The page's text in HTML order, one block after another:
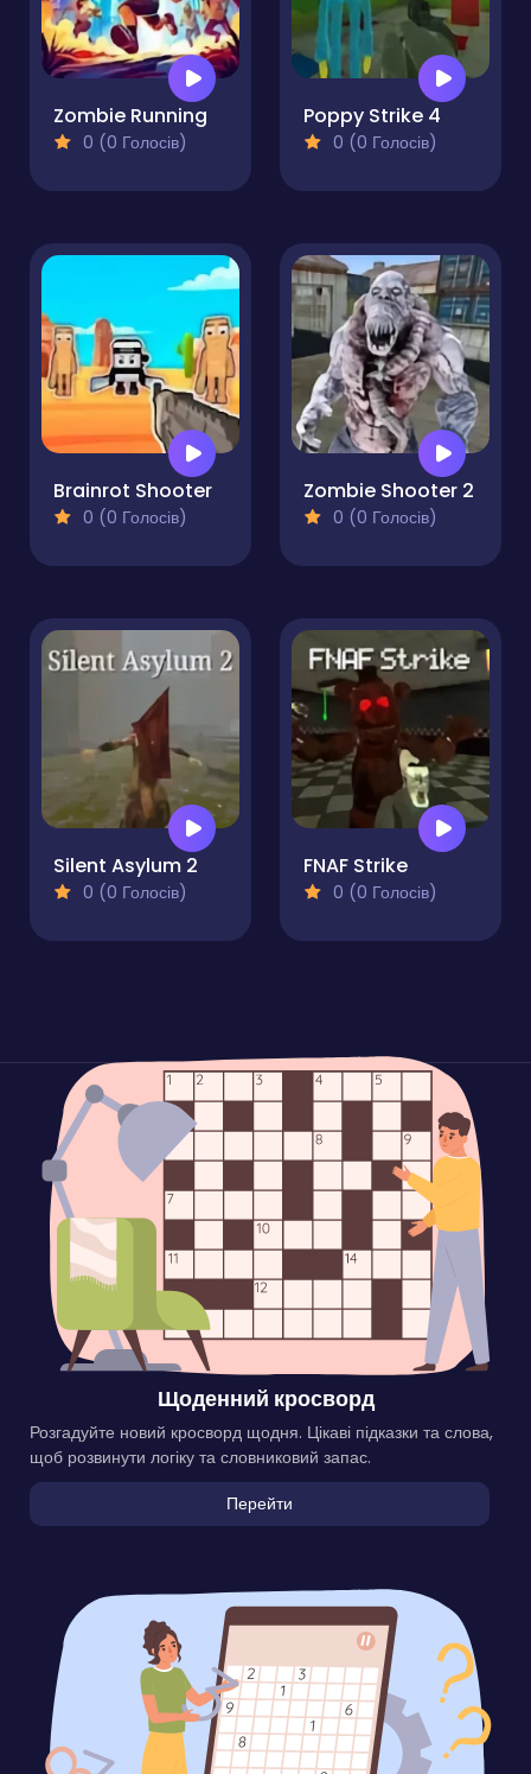
Zombie Running
0 (0 Голосів)
Poppy Strike 4
0 (0 Голосів)
Brainrot Shooter
0 (0 Голосів)
Zombie Shooter 2
0 (0 Голосів)
Silent Asylum 2
0 (0 Голосів)
FNAF Strike
0 (0 Голосів)
Щоденний кросворд
Розгадуйте новий кросворд щодня. Цікаві підказки та слова,
щоб розвинути логіку та словниковий запас.
Перейти